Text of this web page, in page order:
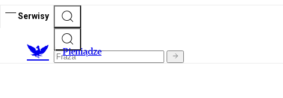
Serwisy
Pieniądze